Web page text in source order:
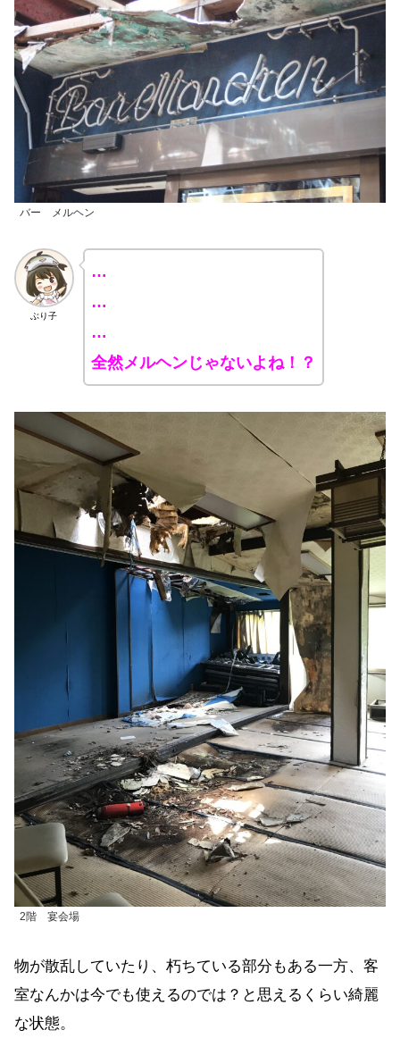
バー メルヘン
ぶり子
…
…
…
全然メルヘンじゃないよね！？
2階 宴会場
物が散乱していたり、朽ちている部分もある一方、客
室なんかは今でも使えるのでは？と思えるくらい綺麗
な状態。